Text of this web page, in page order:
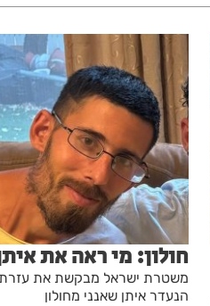
חולון: מי ראה את
משטרת ישראל מבקשת את עזרת
הנעדר איתן שאנני מחולון